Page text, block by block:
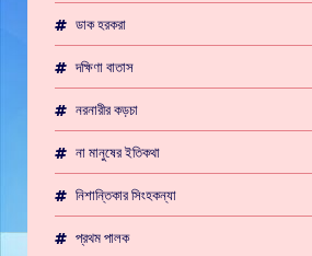
ডাক হরকরা
দক্ষিণা বাতাস
নরনারীর কড়চা
না মানুষের ইতিকথা
নিশান্তিকার সিংহকন্যা
প্রথম পালক